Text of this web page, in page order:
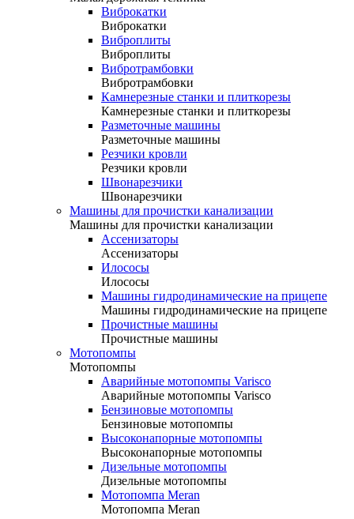
Виброкатки
Виброкатки
Виброплиты
Виброплиты
Вибротрамбовки
Вибротрамбовки
Камнерезные станки и плиткорезы
Камнерезные станки и плиткорезы
Разметочные машины
Разметочные машины
Резчики кровли
Резчики кровли
Швонарезчики
Швонарезчики
Машины для прочистки канализации
Машины для прочистки канализации
Ассенизаторы
Ассенизаторы
Илососы
Илососы
Машины гидродинамические на прицепе
Машины гидродинамические на прицепе
Прочистные машины
Прочистные машины
Мотопомпы
Мотопомпы
Аварийные мотопомпы Varisco
Аварийные мотопомпы Varisco
Бензиновые мотопомпы
Бензиновые мотопомпы
Высоконапорные мотопомпы
Высоконапорные мотопомпы
Дизельные мотопомпы
Дизельные мотопомпы
Мотопомпа Meran
Мотопомпа Meran